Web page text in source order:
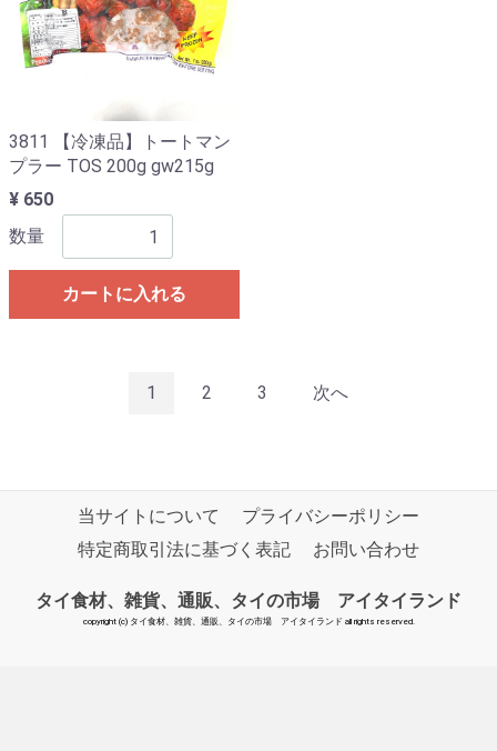
3811 【冷凍品】トートマン
プラー TOS 200g gw215g
¥ 650
数量
カートに入れる
1 2 3 次へ
当サイトについて
プライバシーポリシー
特定商取引法に基づく表記
お問い合わせ
タイ食材、雑貨、通販、タイの市場 アイタイランド
copyright (c) タイ食材、雑貨、通販、タイの市場 アイタイランド all rights reserved.